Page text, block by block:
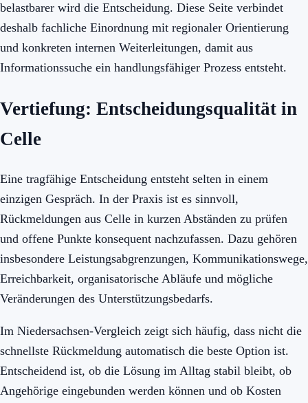
belastbarer wird die Entscheidung. Diese Seite verbindet
deshalb fachliche Einordnung mit regionaler Orientierung
und konkreten internen Weiterleitungen, damit aus
Informationssuche ein handlungsfähiger Prozess entsteht.
Vertiefung: Entscheidungsqualität in
Celle
Eine tragfähige Entscheidung entsteht selten in einem
einzigen Gespräch. In der Praxis ist es sinnvoll,
Rückmeldungen aus Celle in kurzen Abständen zu prüfen
und offene Punkte konsequent nachzufassen. Dazu gehören
insbesondere Leistungsabgrenzungen, Kommunikationswege,
Erreichbarkeit, organisatorische Abläufe und mögliche
Veränderungen des Unterstützungsbedarfs.
Im Niedersachsen-Vergleich zeigt sich häufig, dass nicht die
schnellste Rückmeldung automatisch die beste Option ist.
Entscheidend ist, ob die Lösung im Alltag stabil bleibt, ob
Angehörige eingebunden werden können und ob Kosten